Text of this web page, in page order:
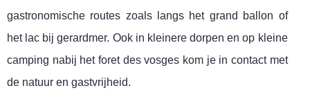
gastronomische routes zoals langs het grand ballon of
het lac bij gerardmer. Ook in kleinere dorpen en op kleine
camping nabij het foret des vosges kom je in contact met
de natuur en gastvrijheid.